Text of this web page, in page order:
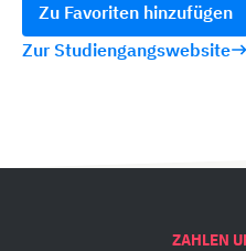
Zu Favoriten hinzufügen
Zur Studiengangswebsite
ZAHLEN